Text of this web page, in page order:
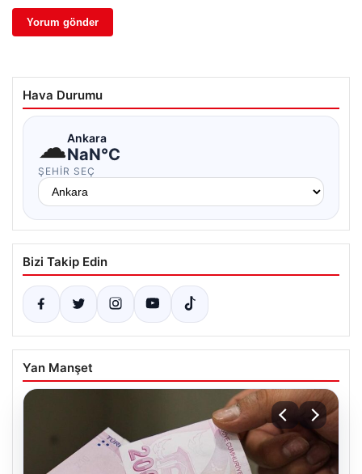
Hava Durumu
☁Ankara
NaN°C
ŞEHIR SEÇ
Bizi Takip Edin
Yan Manşet